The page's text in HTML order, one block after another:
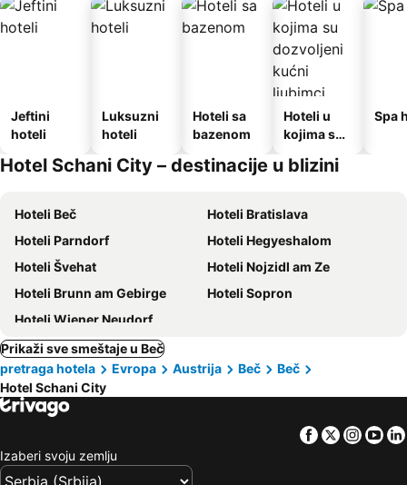
Jeftini
hoteli
Luksuzni
hoteli
Hoteli sa
bazenom
Hoteli u
kojima su
kućni
Spa
Hotel Schani City – destinacije u blizini
Hoteli Beč
Hoteli Bratislava
Hoteli Parndorf
Hoteli Hegyeshalom
Hoteli Švehat
Hoteli Nojzidl am Ze
Hoteli Brunn am Gebirge
Hoteli Sopron
Hoteli Wiener Neudorf
Prikaži sve smeštaje u Beč
pretraga hotela
Evropa Austrija Beč
Beč
Hotel Schani City
Facebook
Twitter
Izaberi svoju zemlju